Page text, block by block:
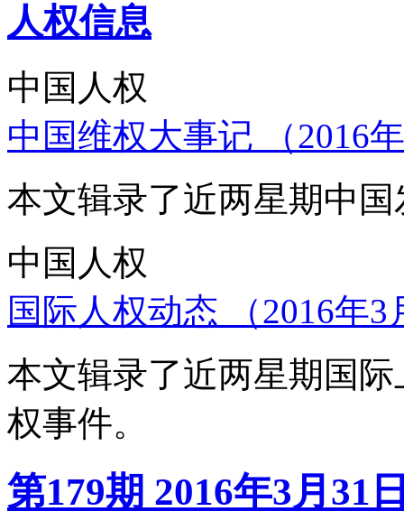
人权信息
中国人权
中国维权大事记 （2016
本文辑录了近两星期中
中国人权
国际人权动态 （2016年
本文辑录了近两星期国
权事件。
第179期 2016年3月31